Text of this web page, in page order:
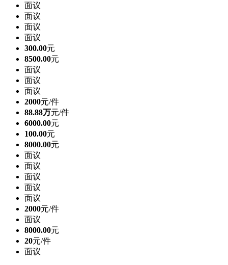
面议
面议
面议
面议
300.00元
8500.00元
面议
面议
面议
2000元/件
88.88万元/件
6000.00元
100.00元
8000.00元
面议
面议
面议
面议
面议
2000元/件
面议
8000.00元
20元/件
面议